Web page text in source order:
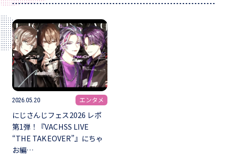
2026.05.20 エンタメ
にじさんじフェス2026 レポ
第1弾！『VACHSS LIVE
“THE TAKEOVER”』にちゃ
お編…